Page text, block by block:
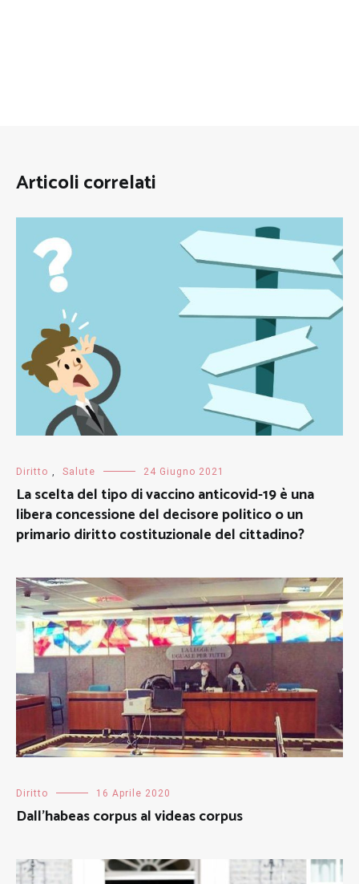
Articoli correlati
Diritto , Salute 24 Giugno 2021
La scelta del tipo di vaccino anticovid-19 è una
libera concessione del decisore politico o un
primario diritto costituzionale del cittadino?
Diritto 16 Aprile 2020
Dall’habeas corpus al videas corpus